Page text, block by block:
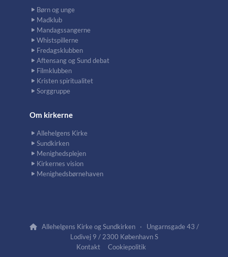
Børn og unge
Madklub
Mandagssangerne
Whistspillerne
Fredagsklubben
Aftensang og Sund debat
Filmklubben
Kristen spiritualitet
Sorggruppe
Om kirkerne
Allehelgens Kirke
Sundkirken
Menighedsplejen
Kirkernes vision
Menighedsbørnehaven
Allehelgens Kirke og Sundkirken · Ungarnsgade 43 /
Lodivej 9 / 2300 København S
Kontakt
Cookiepolitik